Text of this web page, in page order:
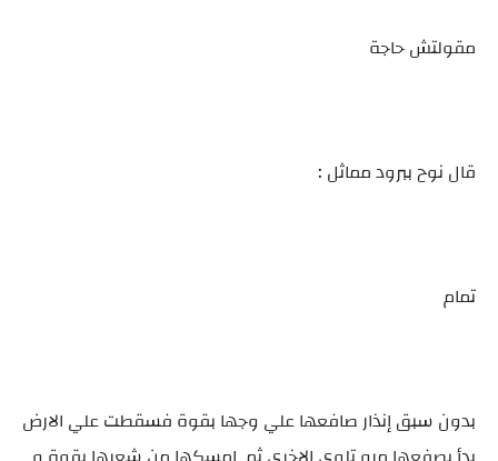
مقولتش حاجة
قال نوح ببرود مماثل :
تمام
بدون سبق إنذار صافعها علي وجها بقوة فسقطت علي الارض